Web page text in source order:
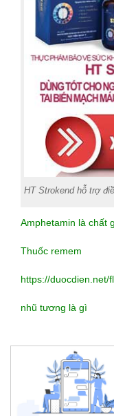
HT Strokend hỗ trợ
Amphetamin là chất
Thuốc remem
https://duocdien.net/
nhũ tương là gì